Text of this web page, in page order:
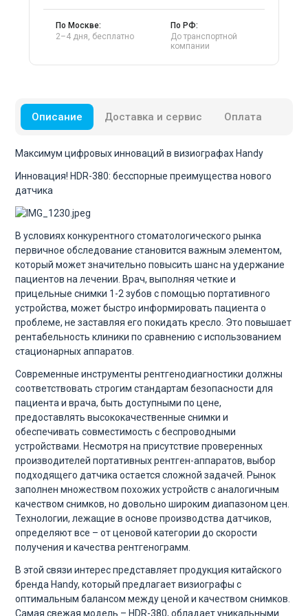
По Москве:
2–4 дня, бесплатно
По РФ:
До транспортной
компании
Описание Доставка и сервис Оплата
Максимум цифровых инноваций в визиографах Handy
Инновация! HDR-380: бесспорные преимущества нового
датчика
В условиях конкурентного стоматологического рынка
первичное обследование становится важным элементом,
который может значительно повысить шанс на удержание
пациентов на лечении. Врач, выполняя четкие и
прицельные снимки 1-2 зубов с помощью портативного
устройства, может быстро информировать пациента о
проблеме, не заставляя его покидать кресло. Это повышает
рентабельность клиники по сравнению с использованием
стационарных аппаратов.
Современные инструменты рентгенодиагностики должны
соответствовать строгим стандартам безопасности для
пациента и врача, быть доступными по цене,
предоставлять высококачественные снимки и
обеспечивать совместимость с беспроводными
устройствами. Несмотря на присутствие проверенных
производителей портативных рентген-аппаратов, выбор
подходящего датчика остается сложной задачей. Рынок
заполнен множеством похожих устройств с аналогичным
качеством снимков, но довольно широким диапазоном цен.
Технологии, лежащие в основе производства датчиков,
определяют все – от ценовой категории до скорости
получения и качества рентгенограмм.
В этой связи интерес представляет продукция китайского
бренда Handy, который предлагает визиографы с
оптимальным балансом между ценой и качеством снимков.
Самая свежая модель – HDR-380, обладает уникальными